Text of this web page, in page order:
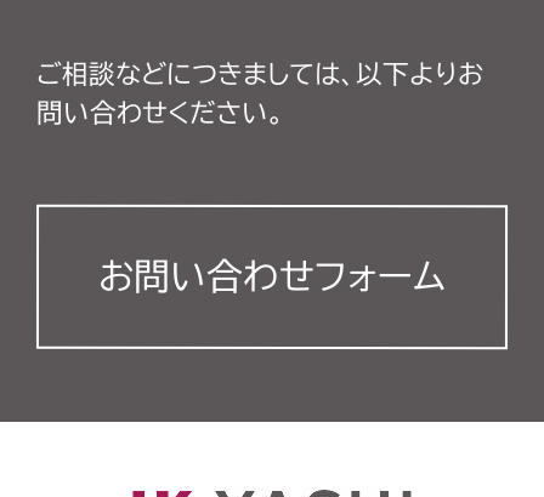
ご相談などにつきましては、以下よりお
問い合わせください。
お問い合わせフォーム